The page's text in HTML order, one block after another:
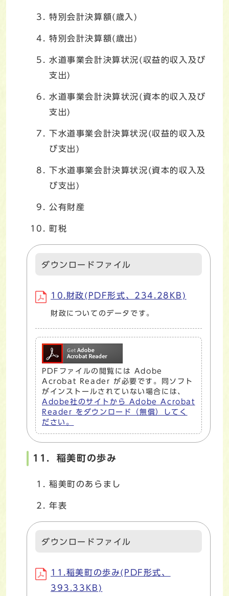
特別会計決算額(歳入)
特別会計決算額(歳出)
水道事業会計決算状況(収益的収入及び
支出)
水道事業会計決算状況(資本的収入及び
支出)
下水道事業会計決算状況(収益的収入及
び支出)
下水道事業会計決算状況(資本的収入及
び支出)
公有財産
町税
ダウンロードファイル
10.財政(PDF形式、234.28KB)
財政についてのデータです。
PDFファイルの閲覧には Adobe
Acrobat Reader が必要です。同ソフト
がインストールされていない場合には、
Adobe社のサイトから Adobe Acrobat
Reader をダウンロード（無償）してく
ださい。
11．稲美町の歩み
稲美町のあらまし
年表
ダウンロードファイル
11.稲美町の歩み(PDF形式、
393.33KB)